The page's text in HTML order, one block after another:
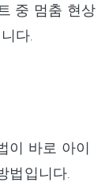
중 멈춤 현상
다.
이 바로 아이
법입니다.